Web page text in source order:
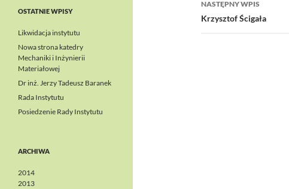
NASTĘPNY WPIS
Krzysztof Ścigała
OSTATNIE WPISY
Likwidacja instytutu
Nowa strona katedry
Mechaniki i Inżynierii
Materiałowej
Dr inż. Jerzy Tadeusz Baranek
Rada Instytutu
Posiedzenie Rady Instytutu
ARCHIWA
2014
2013